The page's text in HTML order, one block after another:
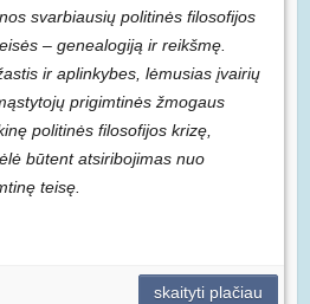
svarbiausių politinės filosofijos
– genealogiją ir reikšmę.
ir aplinkybes, lėmusias įvairių
prigimtinės žmogaus
politinės filosofijos krizę,
būtent atsiribojimas nuo
teisę.
skaityti plačiau